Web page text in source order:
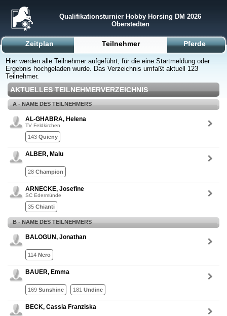
Qualifikationsturnier Hobby Horsing DM 2026
Oberstedten
Zeitplan Teilnehmer Pferde
Hier werden alle Teilnehmer aufgeführt, für die eine Startmeldung oder
Ergebnis hochgeladen wurde. Das Verzeichnis umfaßt aktuell 123
Teilnehmer.
AKTUELLES TEILNEHMERVERZEICHNIS
A - NAME DES TEILNEHMERS
AL-GHABRA, Helena
TV Feldkirchen
143 Quieny
ALBER, Malu
28 Champion
ARNECKE, Josefine
SC Edermünde
35 Chianti
B - NAME DES TEILNEHMERS
BALOGUN, Jonathan
114 Nero
BAUER, Emma
169 Sunshine 181 Undine
BECK, Cassia Franziska